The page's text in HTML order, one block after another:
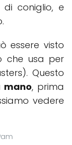
coniglio, e
essere visto
che usa per
Questo
mano, prima
vedere